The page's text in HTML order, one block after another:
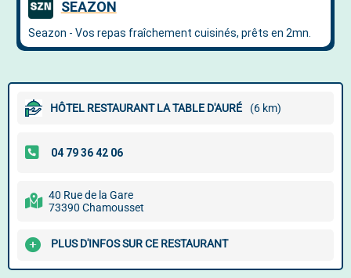
HÔTEL RESTAURANT LA TABLE D'AURÉ (6 km)
40 Rue de la Gare
73390 Chamousset
PLUS D'INFOS SUR CE RESTAURANT